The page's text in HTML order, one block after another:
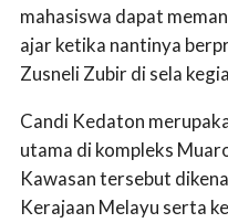
mahasiswa dapat
ajar ketika nantinya
Zusneli Zubir di sela
Candi Kedaton
utama di kompleks
Kawasan tersebut
Kerajaan Melayu serta